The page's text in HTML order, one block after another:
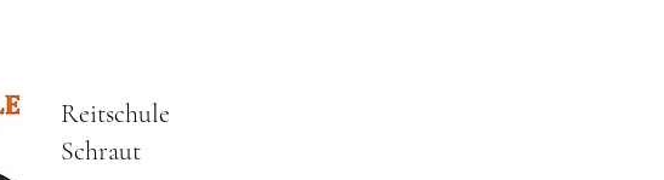
Reitschule
Schraut